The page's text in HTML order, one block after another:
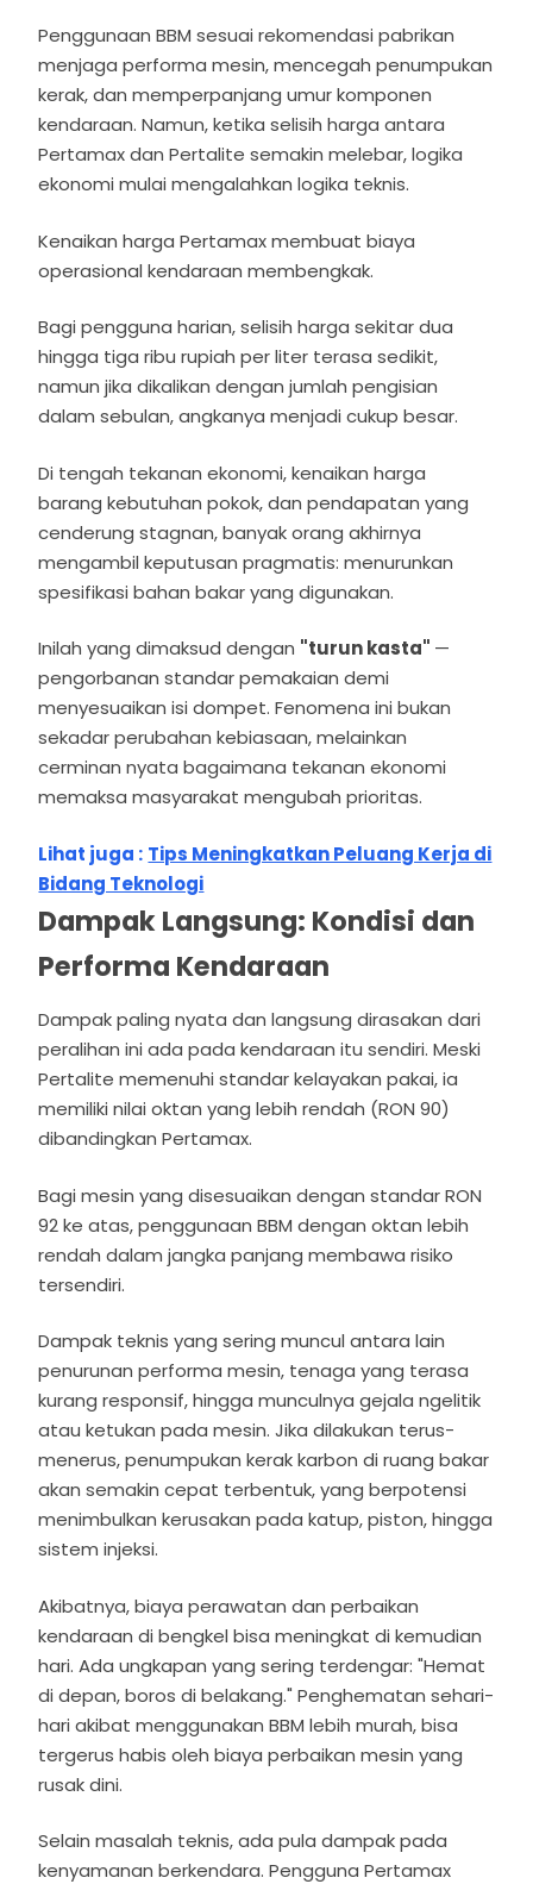
Penggunaan BBM sesuai rekomendasi pabrikan
menjaga performa mesin, mencegah penumpukan
kerak, dan memperpanjang umur komponen
kendaraan. Namun, ketika selisih harga antara
Pertamax dan Pertalite semakin melebar, logika
ekonomi mulai mengalahkan logika teknis.
Kenaikan harga Pertamax membuat biaya
operasional kendaraan membengkak.
Bagi pengguna harian, selisih harga sekitar dua
hingga tiga ribu rupiah per liter terasa sedikit,
namun jika dikalikan dengan jumlah pengisian
dalam sebulan, angkanya menjadi cukup besar.
Di tengah tekanan ekonomi, kenaikan harga
barang kebutuhan pokok, dan pendapatan yang
cenderung stagnan, banyak orang akhirnya
mengambil keputusan pragmatis: menurunkan
spesifikasi bahan bakar yang digunakan.
Inilah yang dimaksud dengan "turun kasta" —
pengorbanan standar pemakaian demi
menyesuaikan isi dompet. Fenomena ini bukan
sekadar perubahan kebiasaan, melainkan
cerminan nyata bagaimana tekanan ekonomi
memaksa masyarakat mengubah prioritas.
Lihat juga : Tips Meningkatkan Peluang Kerja di
Bidang Teknologi
Dampak Langsung: Kondisi dan
Performa Kendaraan
Dampak paling nyata dan langsung dirasakan dari
peralihan ini ada pada kendaraan itu sendiri. Meski
Pertalite memenuhi standar kelayakan pakai, ia
memiliki nilai oktan yang lebih rendah (RON 90)
dibandingkan Pertamax.
Bagi mesin yang disesuaikan dengan standar RON
92 ke atas, penggunaan BBM dengan oktan lebih
rendah dalam jangka panjang membawa risiko
tersendiri.
Dampak teknis yang sering muncul antara lain
penurunan performa mesin, tenaga yang terasa
kurang responsif, hingga munculnya gejala ngelitik
atau ketukan pada mesin. Jika dilakukan terus-
menerus, penumpukan kerak karbon di ruang bakar
akan semakin cepat terbentuk, yang berpotensi
menimbulkan kerusakan pada katup, piston, hingga
sistem injeksi.
Akibatnya, biaya perawatan dan perbaikan
kendaraan di bengkel bisa meningkat di kemudian
hari. Ada ungkapan yang sering terdengar: "Hemat
di depan, boros di belakang." Penghematan sehari-
hari akibat menggunakan BBM lebih murah, bisa
tergerus habis oleh biaya perbaikan mesin yang
rusak dini.
Selain masalah teknis, ada pula dampak pada
kenyamanan berkendara. Pengguna Pertamax